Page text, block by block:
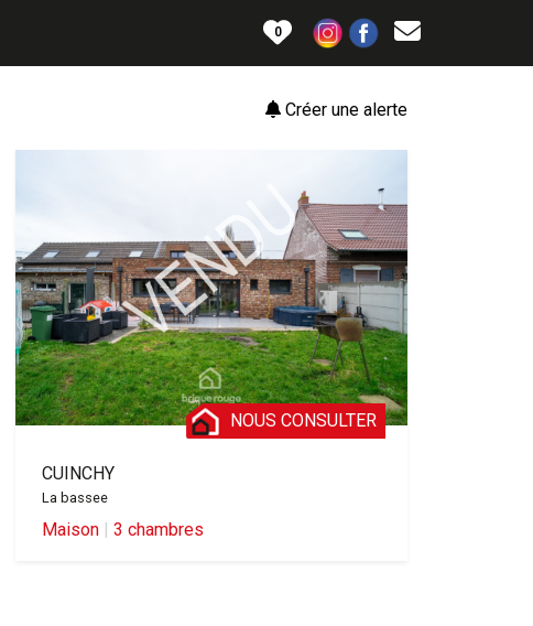
0
Créer une alerte
NOUS CONSULTER
CUINCHY
La bassee
Maison | 3 chambres